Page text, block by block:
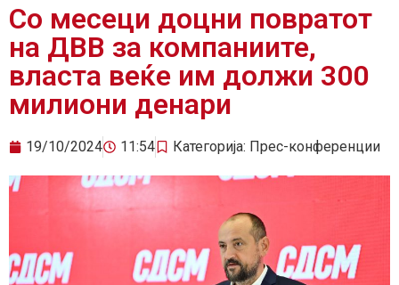
Со месеци доцни повратот
на ДВВ за компаниите,
власта веќе им должи 300
милиони денари
19/10/2024 11:54 Категорија: Прес-конференции